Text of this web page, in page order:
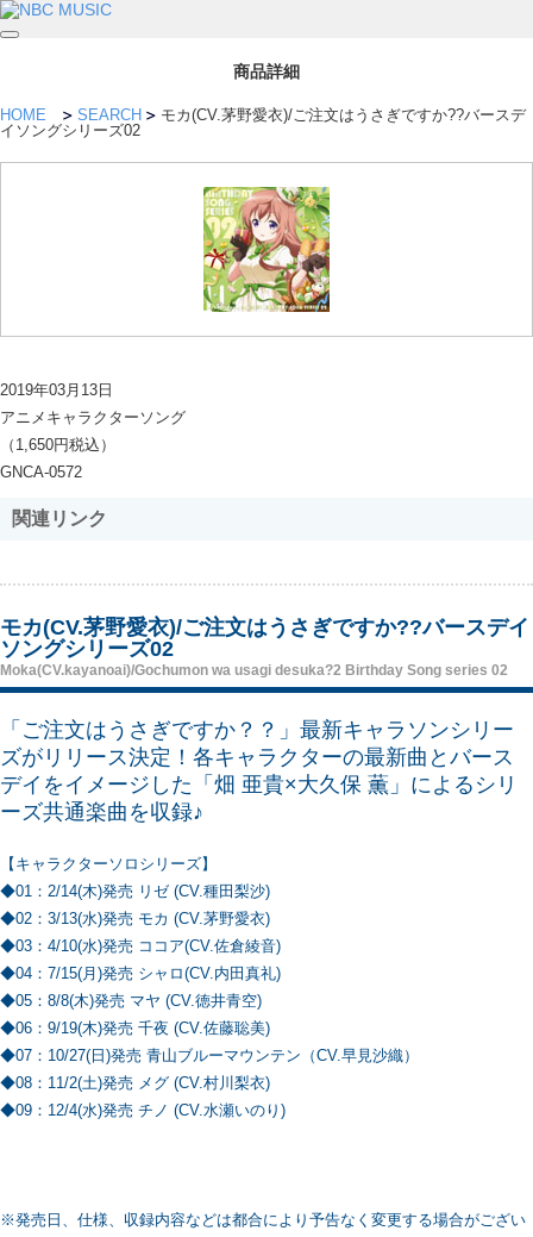
商品詳細
HOME SEARCH
モカ(CV.茅野愛衣)/ご注文はうさぎですか??バースデ
イソングシリーズ02
2019年03月13日
アニメキャラクターソング
（1,650円税込）
GNCA-0572
関連リンク
モカ(CV.茅野愛衣)/ご注文はうさぎですか??バースデイ
ソングシリーズ02
Moka(CV.kayanoai)/Gochumon wa usagi desuka?2 Birthday Song series 02
「ご注文はうさぎですか？？」最新キャラソンシリー
ズがリリース決定！各キャラクターの最新曲とバース
デイをイメージした「畑 亜貴×大久保 薫」によるシリ
ーズ共通楽曲を収録♪
【キャラクターソロシリーズ】
◆01：2/14(木)発売 リゼ (CV.種田梨沙)
◆02：3/13(水)発売 モカ (CV.茅野愛衣)
◆03：4/10(水)発売 ココア(CV.佐倉綾音)
◆04：7/15(月)発売 シャロ(CV.内田真礼)
◆05：8/8(木)発売 マヤ (CV.徳井青空)
◆06：9/19(木)発売 千夜 (CV.佐藤聡美)
◆07：10/27(日)発売 青山ブルーマウンテン（CV.早見沙織）
◆08：11/2(土)発売 メグ (CV.村川梨衣)
◆09：12/4(水)発売 チノ (CV.水瀬いのり)
※発売日、仕様、収録内容などは都合により予告なく変更する場合がござい